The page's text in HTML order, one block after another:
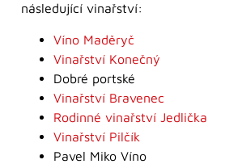
následující vinařství:
Víno Maděryč
Vinařství Konečný
Dobré portské
Vinařství Bravenec
Rodinné vinařství Jedlička
Vinařství Pilčík
Pavel Miko Víno